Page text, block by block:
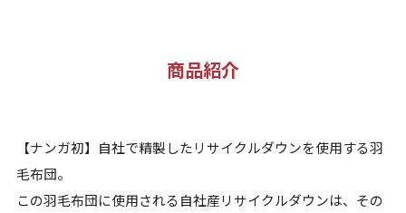
商品紹介
【ナンガ初】自社で精製したリサイクルダウンを使用する羽
毛布団。
この羽毛布団に使用される自社産リサイクルダウンは、その